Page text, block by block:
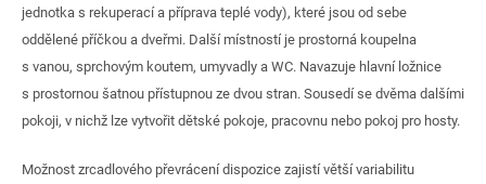
jednotka s rekuperací a příprava teplé vody), které jsou od sebe
oddělené příčkou a dveřmi. Další místností je prostorná koupelna
s vanou, sprchovým koutem, umyvadly a WC. Navazuje hlavní ložnice
s prostornou šatnou přístupnou ze dvou stran. Sousedí se dvěma dalšími
pokoji, v nichž lze vytvořit dětské pokoje, pracovnu nebo pokoj pro hosty.
Možnost zrcadlového převrácení dispozice zajistí větší variabilitu